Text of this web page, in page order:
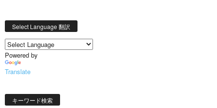
Select Language 翻訳
Powered by
Translate
キーワード検索